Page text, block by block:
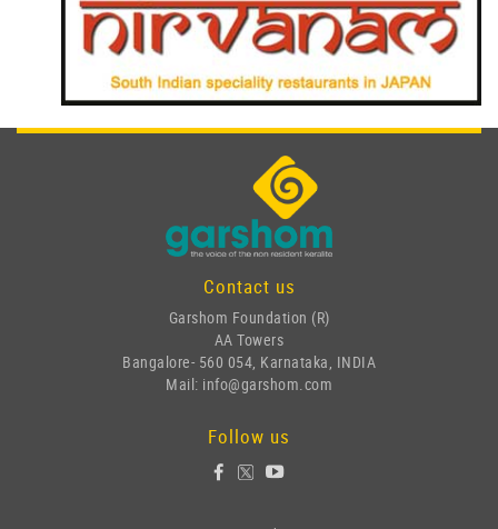
Contact us
Garshom Foundation (R)
AA Towers
Bangalore- 560 054, Karnataka, INDIA
Mail: info@garshom.com
Follow us